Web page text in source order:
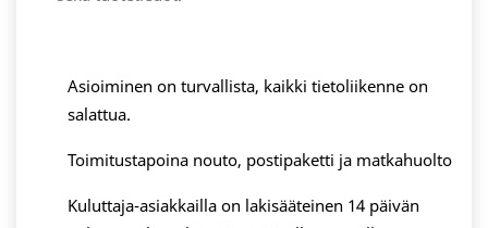
Asioiminen on turvallista, kaikki tietoliikenne on
salattua.
Toimitustapoina nouto, postipaketti ja matkahuolto
Kuluttaja-asiakkailla on lakisääteinen 14 päivän